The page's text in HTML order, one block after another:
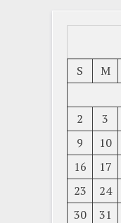
S
M
2
3
9
10
16
17
23
24
30
31